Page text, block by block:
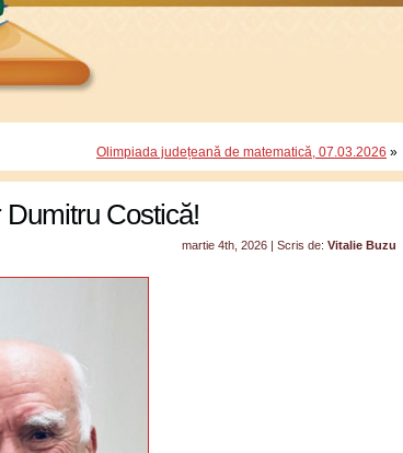
Olimpiada județeană de matematică, 07.03.2026 »
Costică!
martie 4th, 2026 | Scris de: Vitalie Buzu